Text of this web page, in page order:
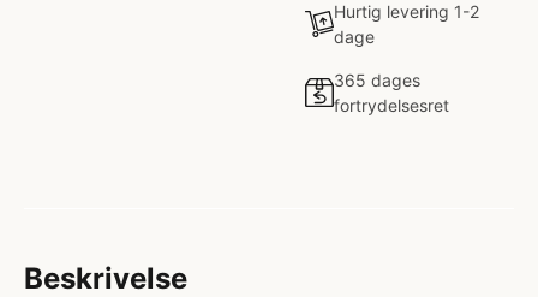
Hurtig levering 1-2
dage
365 dages
fortrydelsesret
Beskrivelse